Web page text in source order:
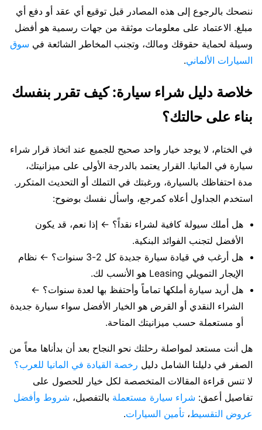
ننصحك بالرجوع إلى هذه المصادر قبل توقيع أي عقد أو دفع أي
مبلغ. الاعتماد على معلومات موثقة من جهات رسمية هو أفضل
وسيلة لحماية حقوقك ومالك، وتجنب المخاطر الشائعة في سوق
السيارات الألماني.
خلاصة دليل شراء سيارة: كيف تقرر بنفسك
بناء على حالتك؟
في الختام، لا يوجد خيار واحد صحيح للجميع عند اتخاذ قرار شراء
سيارة في المانيا. القرار يعتمد بالدرجة الأولى على ميزانيتك،
مدة احتفاظك بالسيارة، ورغبتك في التملك أو التحديث المتكرر.
استخدم الجداول أعلاه كمرجع، واسأل نفسك بوضوح:
هل أملك سيولة كافية لشراء نقداً؟ ← إذا نعم، قد يكون
الأفضل لتجنب الفوائد البنكية.
هل أرغب في قيادة سيارة جديدة كل 2-3 سنوات؟ ← نظام
الإيجار التمويلي Leasing هو الأنسب لك.
هل أريد سيارة أملكها تماماً وأحتفظ بها لعدة سنوات؟ ←
الشراء النقدي أو القرض هو الخيار الأفضل سواء سيارة جديدة
أو مستعملة حسب ميزانيتك المتاحة.
هل أنت مستعد لمواصلة رحلتك نحو النجاح بعد أن بدأناها معاً من
الصفر في دليلنا الشامل دليل رخصة القيادة في المانيا للعرب؟
لا تنس قراءة المقالات المتخصصة لكل خيار للحصول على
تفاصيل أعمق: شراء سيارة مستعملة بالتفصيل، شروط وأفضل
عروض التقسيط، تأمين السيارات.